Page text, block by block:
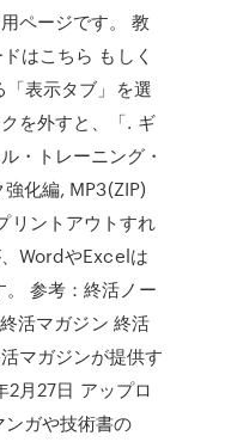
ページです。 教
はこちら もしく
表示タブ」を選
を外すと、「. ギ
・トレーニング・
化編, MP3(ZIP)
リントアウトすれ
WordやExcelは
参考：終活ノー
活マガジン 終活
マガジンが提供す
2月27日 アップロ
ガや技術書の